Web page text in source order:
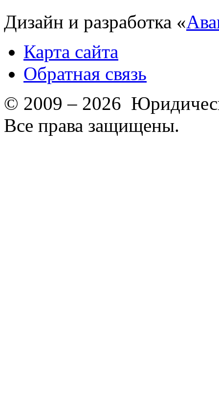
Дизайн и разработка «
Карта сайта
Обратная связь
© 2009 – 2026
Все права защищены.